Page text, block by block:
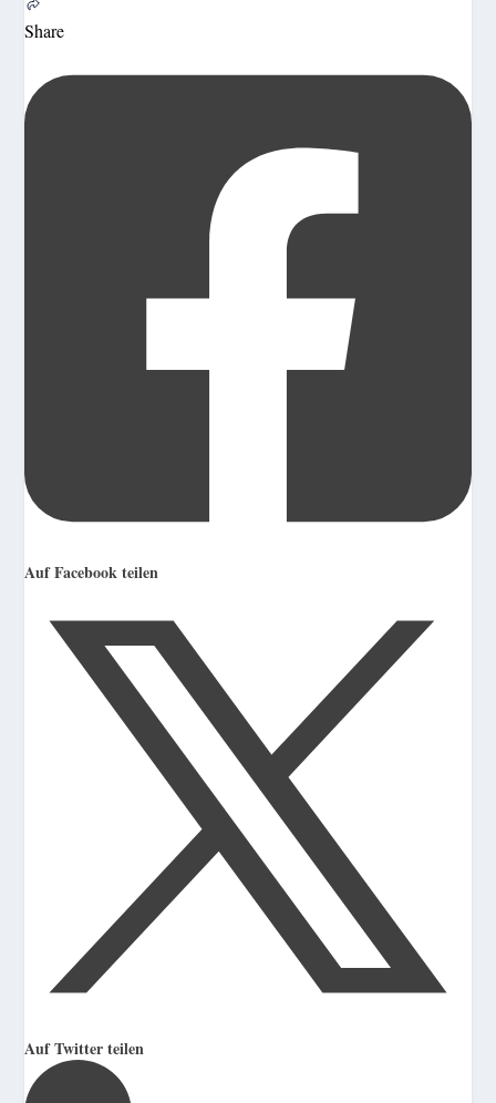
Share
Auf Facebook teilen
Auf Twitter teilen